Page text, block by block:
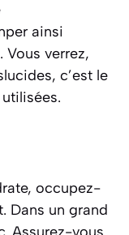
ainsi
Vous verrez,
c’est le
occupez-
Dans un grand